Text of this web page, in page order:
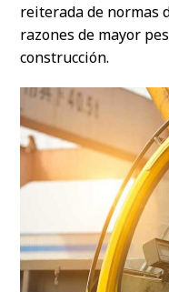
reiterada de normas
razones de mayor
construcción.